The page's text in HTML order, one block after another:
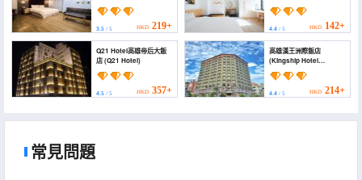
3.5 / 5 HKD 219+ 4.4/ 5 HKD 142+
Q21 Hotel高雄帝后大飯
店 (Q21 Hotel)
4.5 / 5 HKD 357+
高雄漢王洲際飯店
(Kingship Hotel
Kaohsiung
Intercontinental)
4.4/ 5 HKD 214+
常見問題